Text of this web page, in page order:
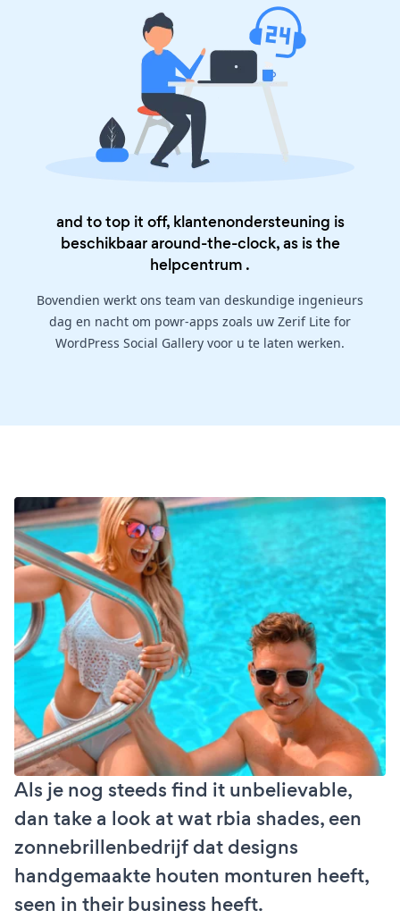
and to top it off, klantenondersteuning is
beschikbaar around-the-clock, as is the
helpcentrum .
Bovendien werkt ons team van deskundige ingenieurs
dag en nacht om powr-apps zoals uw Zerif Lite for
WordPress Social Gallery voor u te laten werken.
Als je nog steeds find it unbelievable,
dan take a look at wat rbia shades, een
zonnebrillenbedrijf dat designs
handgemaakte houten monturen heeft,
seen in their business heeft.